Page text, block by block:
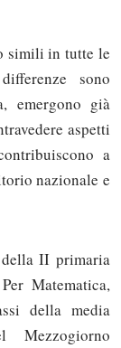
simili in tutte le
sono
emergono già
aspetti
a
nazionale e
II primaria
Matematica,
della media